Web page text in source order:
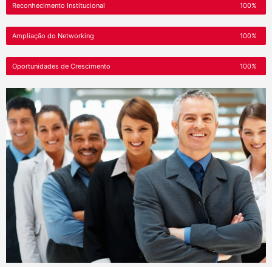
Reconhecimento Institucional 100%
Ampliação do Networking 100%
Oportunidades de Crescimento 100%